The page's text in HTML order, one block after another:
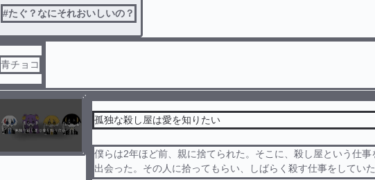
#たぐ？なにそれおいしいの？
青チョコ
孤独な殺し屋は愛を知りたい
僕らは2年ほど前、親に捨てられた。そこに、殺し屋という仕事
出会った。その人に拾ってもらい、しばらく殺す仕事をしてい